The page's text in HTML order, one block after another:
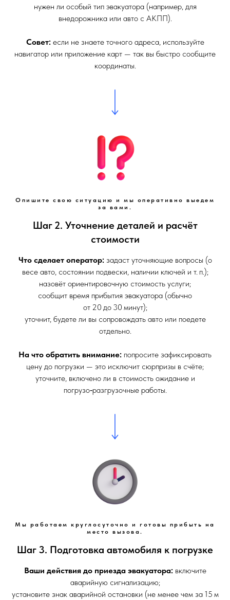
нужен ли особый тип эвакуатора (например, для
внедорожника или авто с АКПП).
Совет:если не знаете точного адреса, используйте
навигатор или приложение карт — так вы быстро сообщите
координаты.
Опишите свою ситуацию и мы оперативно выедем
за вами.
Шаг 2. Уточнение деталей и расчёт
стоимости
Что сделает оператор: задаст уточняющие вопросы (о
весе авто, состоянии подвески, наличии ключей и т. п.);
назовёт ориентировочную стоимость услуги;
сообщит время прибытия эвакуатора (обычно
от 20 до 30 минут);
уточнит, будете ли вы сопровождать авто или поедете
отдельно.
На что обратить внимание: попросите зафиксировать
цену до погрузки — это исключит сюрпризы в счёте;
уточните, включено ли в стоимость ожидание и
погрузо‑разгрузочные работы.
Мы работаем круглосуточно и готовы прибыть на
место вызова.
Шаг 3. Подготовка автомобиля к погрузке
Ваши действия до приезда эвакуатора: включите
аварийную сигнализацию;
установите знак аварийной остановки (не менее чем за 15 м